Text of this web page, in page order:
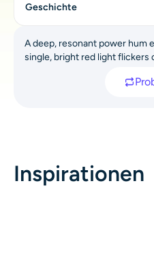
KI neu einfärben
KI-Stil-Bildgenerator
Hochformat-Werkzeuge
Kleiderbügel
Geschichte
A deep, resonant power hum
single, bright red light flickers
machine begins to move,
Inspirationen